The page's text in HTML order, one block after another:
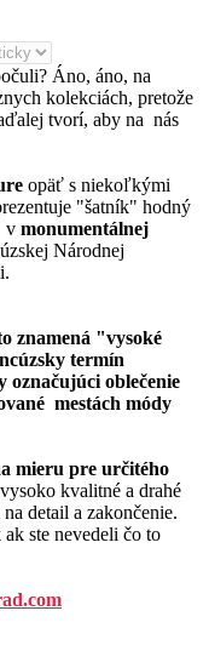
Áno, áno, na
kolekciách, pretože
tvorí, aby na nás
opäť s niekoľkými
"šatník" hodný
v monumentálnej
Národnej
znamená "vysoké
termín
označujúci oblečenie
mestách módy
mieru pre určitého
kvalitné a drahé
detail a zakončenie.
ste nevedeli čo to